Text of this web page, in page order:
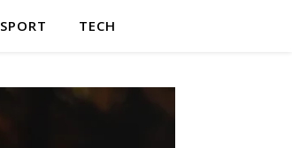
SPORT TECH